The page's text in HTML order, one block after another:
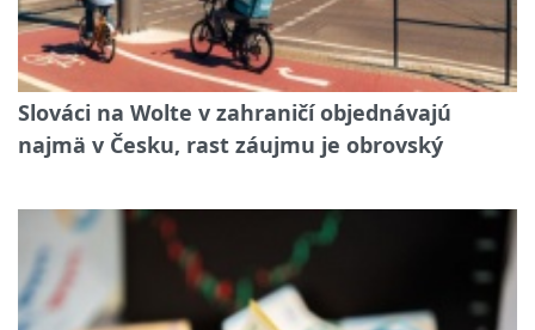
Slováci na Wolte v zahraničí objednávajú
najmä v Česku, rast záujmu je obrovský